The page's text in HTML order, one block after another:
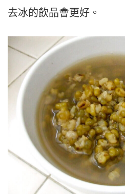
去冰的飲品會更好。